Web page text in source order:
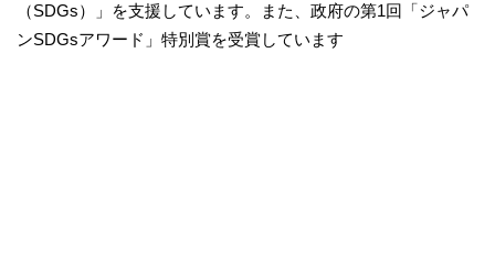
（SDGs）」を支援しています。また、政府の第1回「ジャパ
ンSDGsアワード」特別賞を受賞しています